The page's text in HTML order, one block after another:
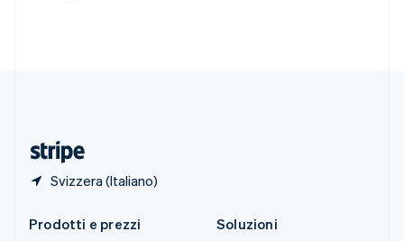
Svizzera (Italiano)
Prodotti e prezzi
Soluzioni